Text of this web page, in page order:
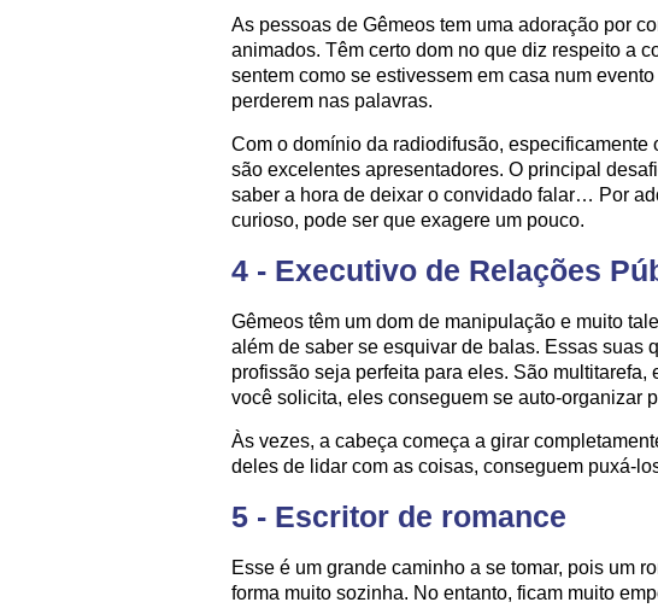
As pessoas de Gêmeos tem uma adoração por
animados. Têm certo dom no que diz respeito a
sentem como se estivessem em casa num
perderem nas palavras.
Com o domínio da radiodifusão, especificamente
são excelentes apresentadores. O principal
saber a hora de deixar o convidado falar… Por
curioso, pode ser que exagere um pouco.
4 - Executivo de Relações
Gêmeos têm um dom de manipulação e muito
além de saber se esquivar de balas. Essas suas
profissão seja perfeita para eles. São
você solicita, eles conseguem se auto-organizar
Às vezes, a cabeça começa a girar
deles de lidar com as coisas, conseguem puxá-
5 - Escritor de romance
Esse é um grande caminho a se tomar, pois um
forma muito sozinha. No entanto, ficam muito